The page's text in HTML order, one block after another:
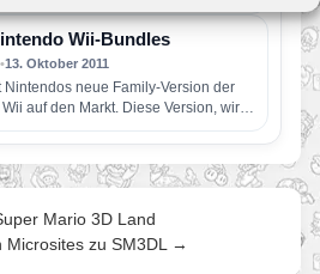
& SEGA haben…
Wii-Bundles
•13. Oktober 2011
Nintendos neue Family-Version der
auf den Markt. Diese Version, wird
positioniert…
Mario 3D Land
Microsites zu SM3DL →